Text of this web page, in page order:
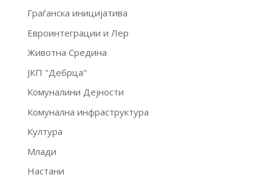
Граѓанска иницијатива
Евроинтеграции и Лер
Животна Средина
ЈКП "Дебрца"
Комуналини Дејности
Комунална инфраструктура
Култура
Млади
Настани